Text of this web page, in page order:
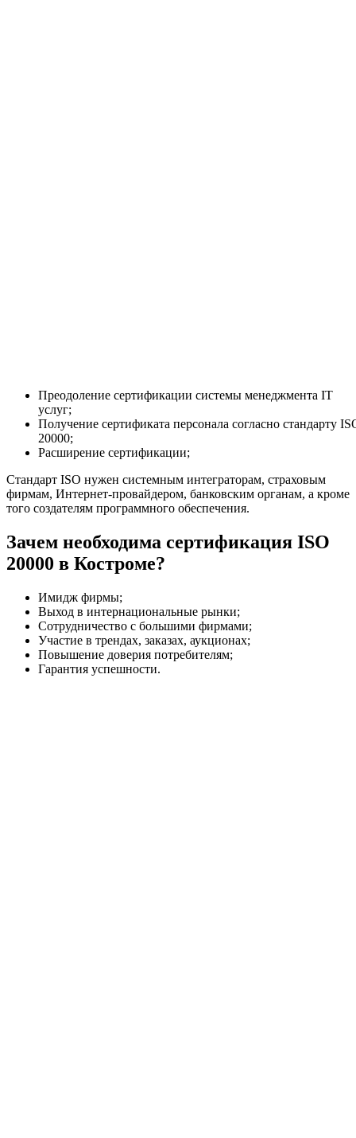
Преодоление сертификации системы менеджмента IT
услуг;
Получение сертификата персонала согласно стандарту
20000;
Расширение сертификации;
Стандарт ISO нужен системным интеграторам, страховым
фирмам, Интернет-провайдером, банковским органам, а кроме
того создателям программного обеспечения.
Зачем необходима сертификация ISO
20000 в Костроме?
Имидж фирмы;
Выход в интернациональные рынки;
Сотрудничество с большими фирмами;
Участие в трендах, заказах, аукционах;
Повышение доверия потребителям;
Гарантия успешности.